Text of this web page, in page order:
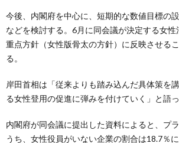
今後、内閣府を中心に、短期的な数値目標の
などを検討する。6月に同会議が決定する女
重点方針（女性版骨太の方針）に反映させる
る。
岸田首相は「従来よりも踏み込んだ具体策を
る女性登用の促進に弾みを付けていく」と語っ
内閣府が同会議に提出した資料によると、プ
うち、女性役員がいない企業の割合は18.7％